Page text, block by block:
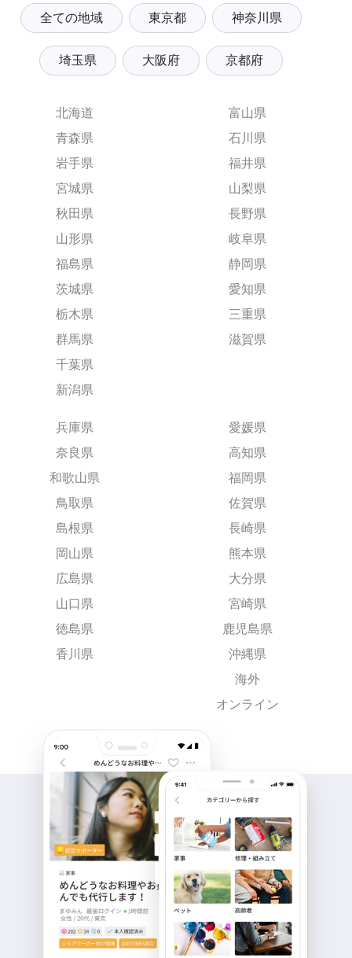
全ての地域 東京都 神奈川県
埼玉県 大阪府 京都府
北海道
青森県
岩手県
宮城県
秋田県
山形県
福島県
茨城県
栃木県
群馬県
千葉県
新潟県
富山県
石川県
福井県
山梨県
長野県
岐阜県
静岡県
愛知県
三重県
滋賀県
兵庫県
奈良県
和歌山県
鳥取県
島根県
岡山県
広島県
山口県
徳島県
香川県
愛媛県
高知県
福岡県
佐賀県
長崎県
熊本県
大分県
宮崎県
鹿児島県
沖縄県
海外
オンライン